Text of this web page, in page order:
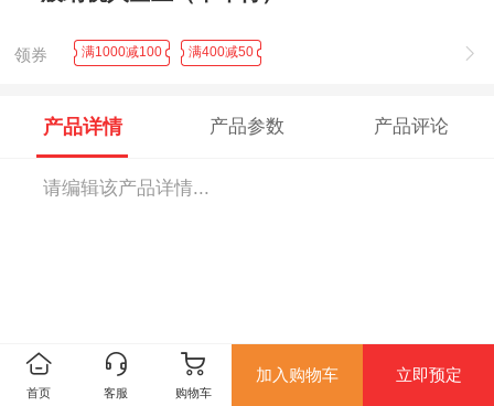
领券 满1000减100 满400减50
产品详情 产品参数 产品评论
请编辑该产品详情...
首页 客服 购物车
加入购物车 立即预定